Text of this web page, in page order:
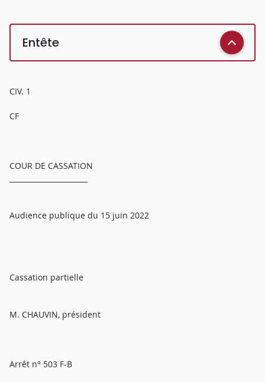
Entête
CIV. 1
CF
COUR DE CASSATION
Audience publique du 15 juin 2022
Cassation partielle
M. CHAUVIN, président
Arrêt n° 503 F-B